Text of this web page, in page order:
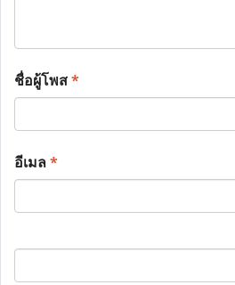
ชื่อผู้โพส*
อีเมล*